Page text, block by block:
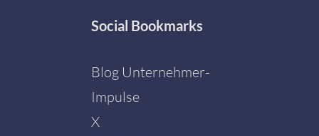
Social Bookmarks
Blog Unternehmer-
Impulse
X